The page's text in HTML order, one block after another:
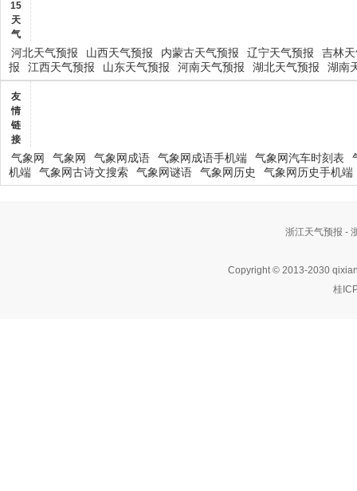
15
天
气
河北天气预报 山西天气预报 内蒙古天气预报 辽宁天气预报
吉林
报
江西天气预报 山东天气预报 河南天气预报 湖北天气预报 湖南
友
情
链
接
气象网 气象网 气象网成语 气象网成语手机端 气象网汽车时刻表
机端
气象网古诗文搜索 气象网谜语 气象网历史 气象网历史手机端
浙江天气预报 -
Copyright © 2013-2030
桂